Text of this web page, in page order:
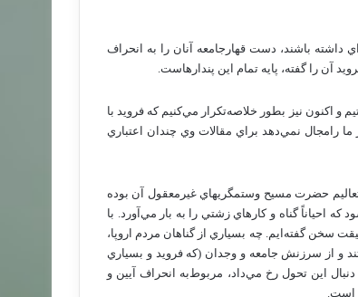
داشته‌ باشند، دست‌ قهارجامعه‌ آنان‌ را به‌ انحراف‌
آن‌ را گفته‌، پايه‌ تمام‌ اين‌ پندارهاست‌.
اكنون‌ نيز بطور خلاصه‌تكرار مي‌كنيم‌ كه‌ فرويد با
رامجال‌ نمي‌دهد براي‌ مقالات‌ وي‌ چندان‌ اعتباري‌
حضرت‌ مسيح‌ وستمگريهاي‌ غيرمعقول‌ آن‌ بوده‌
گناه‌ و كارهاي‌ زشتي‌ را به‌ بار مي‌آورد. با
سخن‌ گفته‌ايم‌. چه‌ بسياري‌ از گناهان‌ مردم‌ اروپا،
و از سرزنش‌ جامعه‌ و وجدان‌ (كه‌ فرويد و بسياري‌
اين‌ تحول‌ رخ‌ مي‌داد، مربوط‌به‌ انحراف‌ آيين‌ و
است‌.